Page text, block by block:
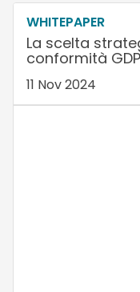
WHITEPAPER
La scelta
conformità
11 Nov 2024